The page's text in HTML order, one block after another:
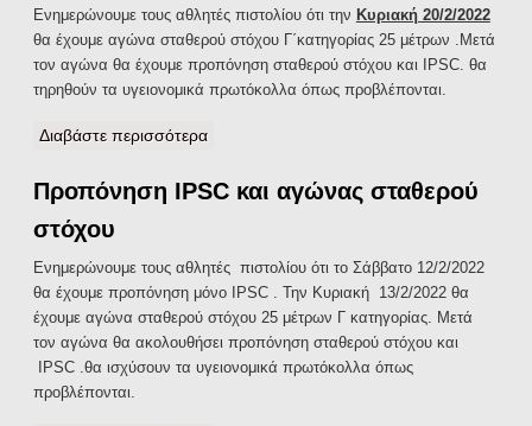
Ενημερώνουμε τους αθλητές πιστολίου ότι την Κυριακή 20/2/2022
θα έχουμε αγώνα σταθερού στόχου Γ΄κατηγορίας 25 μέτρων .Μετά
τον αγώνα θα έχουμε προπόνηση σταθερού στόχου και ΙPSC. θα
τηρηθούν τα υγειονομικά πρωτόκολλα όπως προβλέπονται.
Διαβάστε περισσότεραγια Αγώνας σταθερου στόχου 20/02/2022
Προπόνηση IPSC και αγώνας σταθερού
στόχου
Ενημερώνουμε τους αθλητές πιστολίου ότι το Σάββατο 12/2/2022
θα έχουμε προπόνηση μόνο IPSC . Την Κυριακή 13/2/2022 θα
έχουμε αγώνα σταθερού στόχου 25 μέτρων Γ κατηγορίας. Μετά
τον αγώνα θα ακολουθήσει προπόνηση σταθερού στόχου και
IPSC .θα ισχύσουν τα υγειονομικά πρωτόκολλα όπως
προβλέπονται.